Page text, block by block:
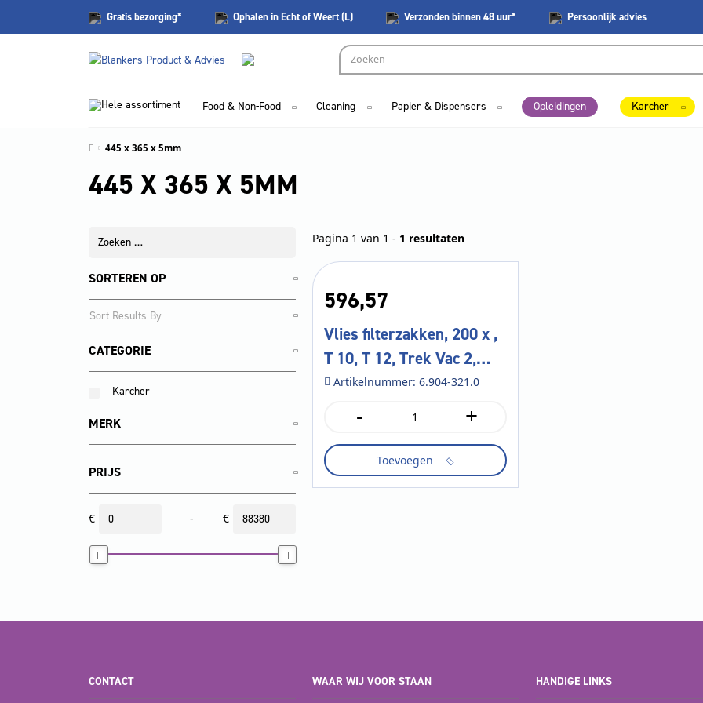
Gratisbezorging* Ophalen in Echt of Weert (L) Verzondenbinnen 48 uur* Persoonlijkadvies
Hele assortiment Food & Non-Food Cleaning Papier & Dispensers Opleidingen Karcher
445 x 365 x 5mm
445 X 365 X 5MM
SORTEREN OP
CATEGORIE
Karcher
MERK
PRIJS
€ €
-
Pagina 1 van 1 - 1 resultaten
596,57
Vlies filterzakken, 200 x ,
T 10, T 12, Trek Vac 2,
Trek Vac 3
Artikelnummer: 6.904-321.0
-
200
,
T
3
+
Toevoegen
CONTACT WAAR WIJ VOOR STAAN HANDIGE LINKS